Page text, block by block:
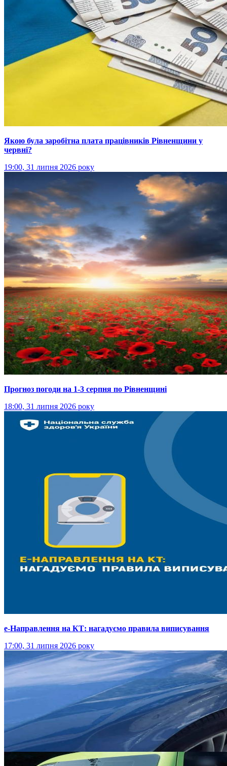
Якою була заробітна плата працівників Рівненщини у
червні?
19:00, 31 липня 2026 року
Прогноз погоди на 1-3 серпня по Рівненщині
18:00, 31 липня 2026 року
е-Направлення на КТ: нагадуємо правила виписування
17:00, 31 липня 2026 року